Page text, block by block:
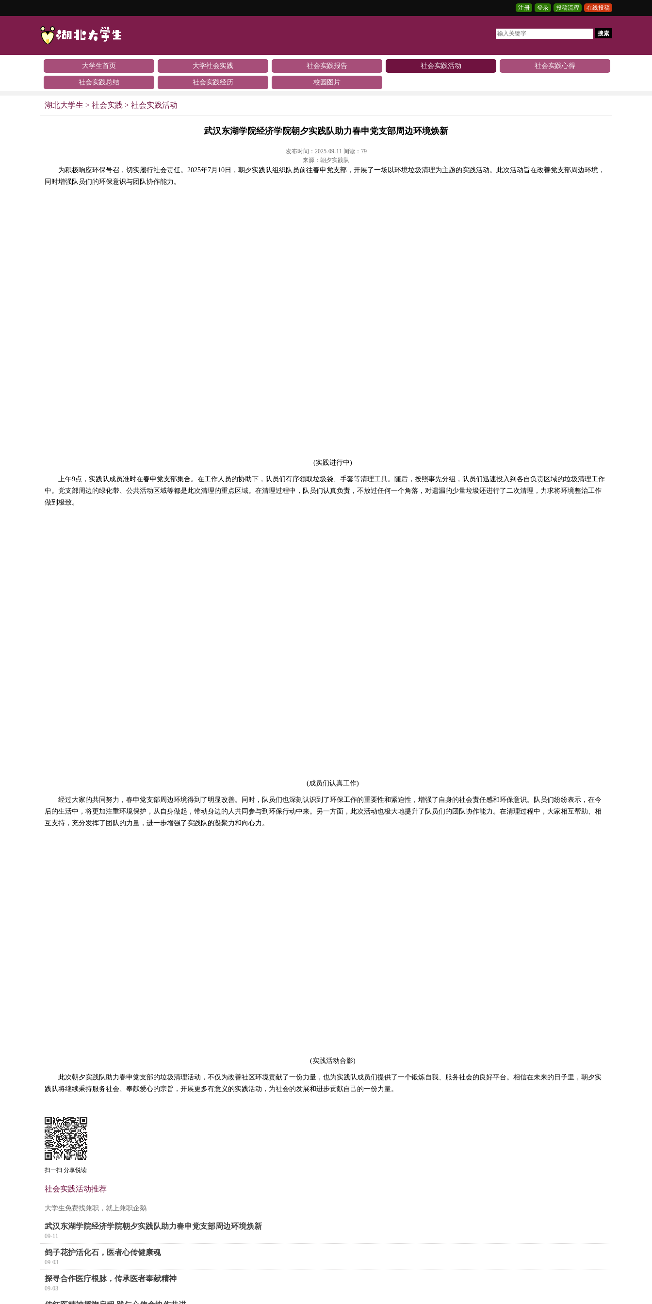
注册 登录 投稿流程 在线投稿
搜索
大学生首页 大学社会实践 社会实践报告 社会实践活动 社会实践心得
社会实践总结 社会实践经历 校园图片
湖北大学生 > 社会实践 > 社会实践活动
武汉东湖学院经济学院朝夕实践队助力春申党支部周边环境焕新
发布时间：2025-09-11 阅读： 79
来源：朝夕实践队
为积极响应环保号召，切实履行社会责任。2025年7月10日，朝夕实践队组织队员前往春申党支部，开展了一场以环境垃圾清理为主题的实践活动。此次活动旨在改善党支部周边环境，
同时增强队员们的环保意识与团队协作能力。
(实践进行中)
上午9点，实践队成员准时在春申党支部集合。在工作人员的协助下，队员们有序领取垃圾袋、手套等清理工具。随后，按照事先分组，队员们迅速投入到各自负责区域的垃圾清理工作
中。党支部周边的绿化带、公共活动区域等都是此次清理的重点区域。在清理过程中，队员们认真负责，不放过任何一个角落，对遗漏的少量垃圾还进行了二次清理，力求将环境整治工作
做到极致。
(成员们认真工作)
经过大家的共同努力，春申党支部周边环境得到了明显改善。同时，队员们也深刻认识到了环保工作的重要性和紧迫性，增强了自身的社会责任感和环保意识。队员们纷纷表示，在今
后的生活中，将更加注重环境保护，从自身做起，带动身边的人共同参与到环保行动中来。另一方面，此次活动也极大地提升了队员们的团队协作能力。在清理过程中，大家相互帮助、相
互支持，充分发挥了团队的力量，进一步增强了实践队的凝聚力和向心力。
(实践活动合影)
此次朝夕实践队助力春申党支部的垃圾清理活动，不仅为改善社区环境贡献了一份力量，也为实践队成员们提供了一个锻炼自我、服务社会的良好平台。相信在未来的日子里，朝夕实
践队将继续秉持服务社会、奉献爱心的宗旨，开展更多有意义的实践活动，为社会的发展和进步贡献自己的一份力量。
扫一扫 分享悦读
社会实践活动推荐
大学生免费找兼职，就上兼职企鹅
武汉东湖学院经济学院朝夕实践队助力春申党支部周边环境焕新
09-11
鸽子花护活化石，医者心传健康魂
09-03
探寻合作医疗根脉，传承医者奉献精神
09-03